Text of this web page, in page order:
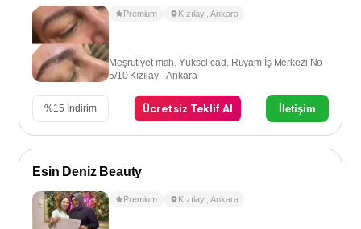
Premium Kızılay ,Ankara
Meşrutiyet mah. Yüksel cad. Rüyam İş Merkezi No
5/10 Kızılay - Ankara
%15 İndirim Ücretsiz Teklif Al İletişim
Esin Deniz Beauty
Premium Kızılay ,Ankara